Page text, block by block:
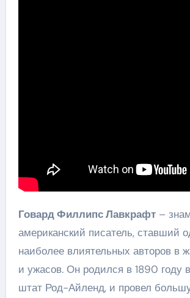
Говард Филлипс Лавкрафт–
американский писатель, ставший
наиболее влиятельных авторов в
и ужасов. Он родился в 1890 году
штат Род-Айленд, и провел